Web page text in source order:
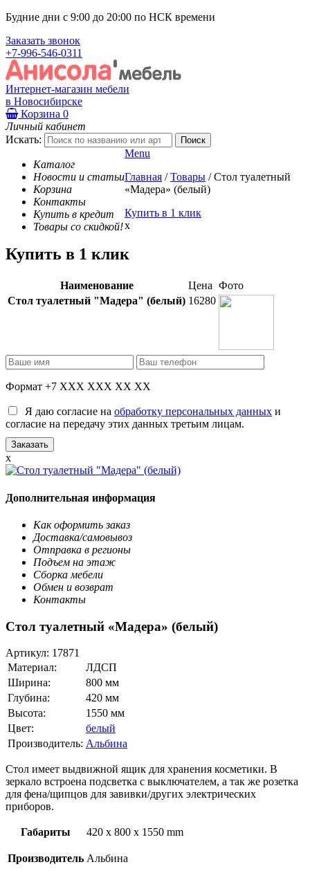
Будние дни с 9:00 до 20:00 по НСК времени
Заказать звонок
+7-996-546-0311
Интернет-магазин мебели
в Новосибирске
Корзина 0
Личный кабинет
Искать:
Каталог
Новости и статьи
Корзина
Контакты
Купить в кредит
Товары со скидкой!
Menu
Главная / Товары / Стол туалетный
«Мадера» (белый)
Купить в 1 клик
x
Купить в 1 клик
Наименование Цена Фото
Стол туалетный "Мадера" (белый) 16280
Формат +7 XXX XXX XX XX
Я даю согласие на обработку персональных данных и
согласие на передачу этих данных третьим лицам.
x
Дополнительная информация
Как оформить заказ
Доставка/самовывоз
Отправка в регионы
Подъем на этаж
Сборка мебели
Обмен и возврат
Контакты
Стол туалетный «Мадера» (белый)
Артикул: 17871
Материал:
ЛДСП
Ширина:
800 мм
Глубина:
420 мм
Высота:
1550 мм
Цвет:
белый
Производитель: Альбина
Стол имеет выдвижной ящик для хранения косметики. В
зеркало встроена подсветка с выключателем, а так же розетка
для фена/щипцов для завивки/других электрических
приборов.
Габариты 420 x 800 x 1550 mm
Производитель Альбина